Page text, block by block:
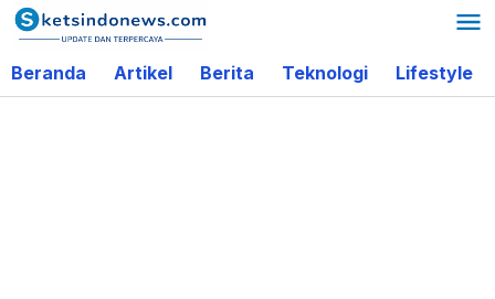
Lewati
ke
konten
Beranda Artikel Berita Teknologi Lifestyle